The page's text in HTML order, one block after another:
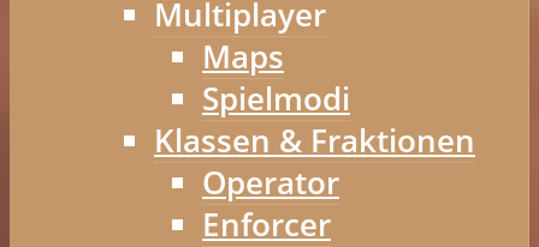
Multiplayer
Maps
Spielmodi
Klassen & Fraktionen
Operator
Enforcer